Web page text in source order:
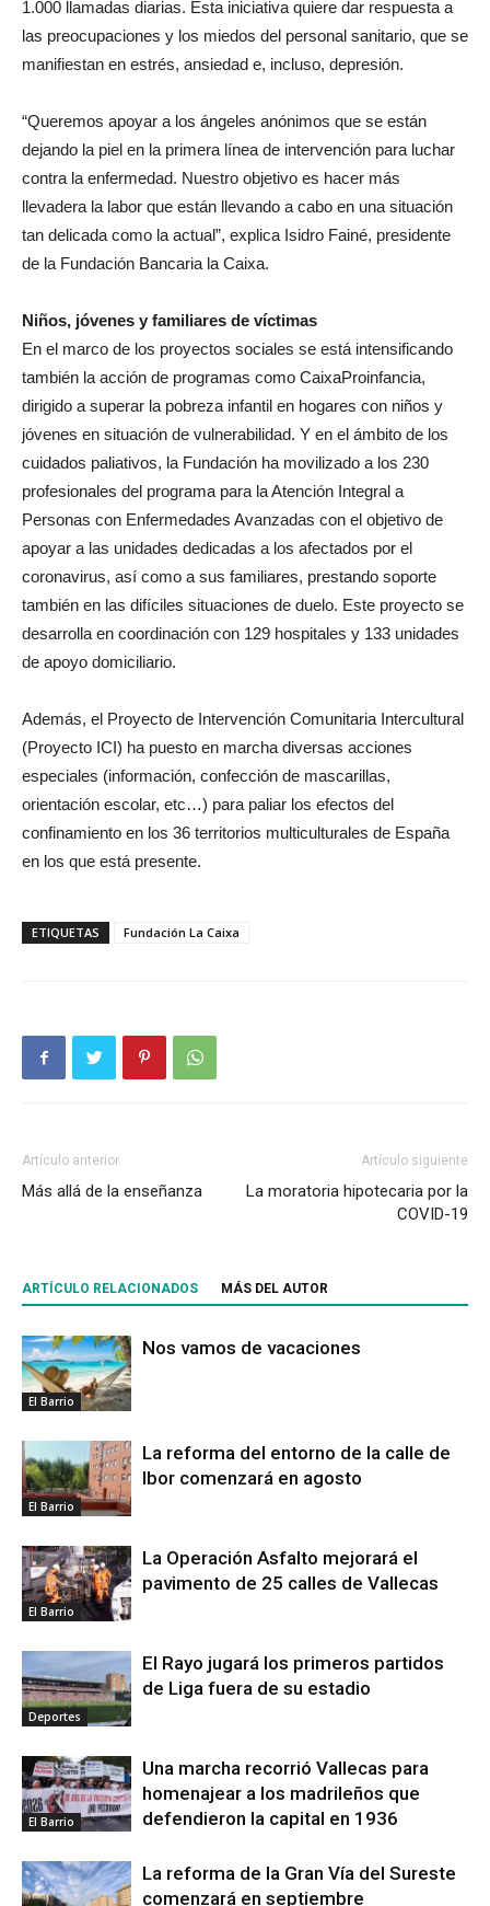
1.000 llamadas diarias. Esta iniciativa quiere dar respuesta a
las preocupaciones y los miedos del personal sanitario, que se
manifiestan en estrés, ansiedad e, incluso, depresión.
“Queremos apoyar a los ángeles anónimos que se están
dejando la piel en la primera línea de intervención para luchar
contra la enfermedad. Nuestro objetivo es hacer más
llevadera la labor que están llevando a cabo en una situación
tan delicada como la actual”, explica Isidro Fainé, presidente
de la Fundación Bancaria la Caixa.
Niños, jóvenes y familiares de víctimas
En el marco de los proyectos sociales se está intensificando
también la acción de programas como CaixaProinfancia,
dirigido a superar la pobreza infantil en hogares con niños y
jóvenes en situación de vulnerabilidad. Y en el ámbito de los
cuidados paliativos, la Fundación ha movilizado a los 230
profesionales del programa para la Atención Integral a
Personas con Enfermedades Avanzadas con el objetivo de
apoyar a las unidades dedicadas a los afectados por el
coronavirus, así como a sus familiares, prestando soporte
también en las difíciles situaciones de duelo. Este proyecto se
desarrolla en coordinación con 129 hospitales y 133 unidades
de apoyo domiciliario.
Además, el Proyecto de Intervención Comunitaria Intercultural
(Proyecto ICI) ha puesto en marcha diversas acciones
especiales (información, confección de mascarillas,
orientación escolar, etc…) para paliar los efectos del
confinamiento en los 36 territorios multiculturales de España
en los que está presente.
ETIQUETAS Fundación La Caixa
Artículo anterior
Más allá de la enseñanza
Artículo siguiente
La moratoria hipotecaria por la
COVID-19
ARTÍCULO RELACIONADOS MÁS DEL AUTOR
El Barrio
Nos vamos de vacaciones
El Barrio
La reforma del entorno de la calle de
Ibor comenzará en agosto
El Barrio
La Operación Asfalto mejorará el
pavimento de 25 calles de Vallecas
Deportes
El Rayo jugará los primeros partidos
de Liga fuera de su estadio
El Barrio
Una marcha recorrió Vallecas para
homenajear a los madrileños que
defendieron la capital en 1936
La reforma de la Gran Vía del Sureste
comenzará en septiembre